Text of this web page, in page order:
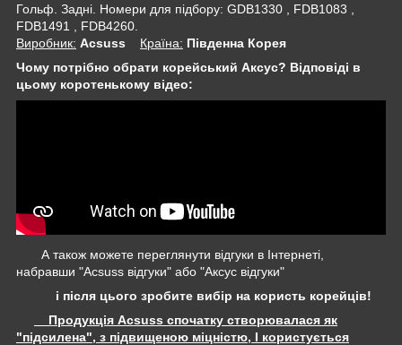
Гольф. Задні. Номери для підбору: GDB1330 , FDB1083 ,
FDB1491 , FDB4260.
Виробник: Acsuss Крaїна: Південна Корея
Чому потрібно обрати корейський Аксус? Відповіді в
цьому коротенькому відео:
А також можете переглянути відгуки в Інтернеті,
набравши "Acsuss відгуки" або "Аксус відгуки"
і після цього зробите вибір на користь корейців!
Продукція Acsuss спочатку створювалася як
"підсилена", з підвищеною міцністю, І користується